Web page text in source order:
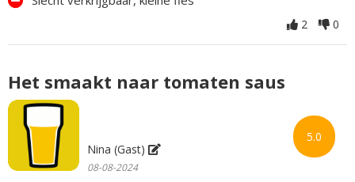
2 0
5.0
Het smaakt naar tomaten saus
Nina (Gast)
08-08-2024